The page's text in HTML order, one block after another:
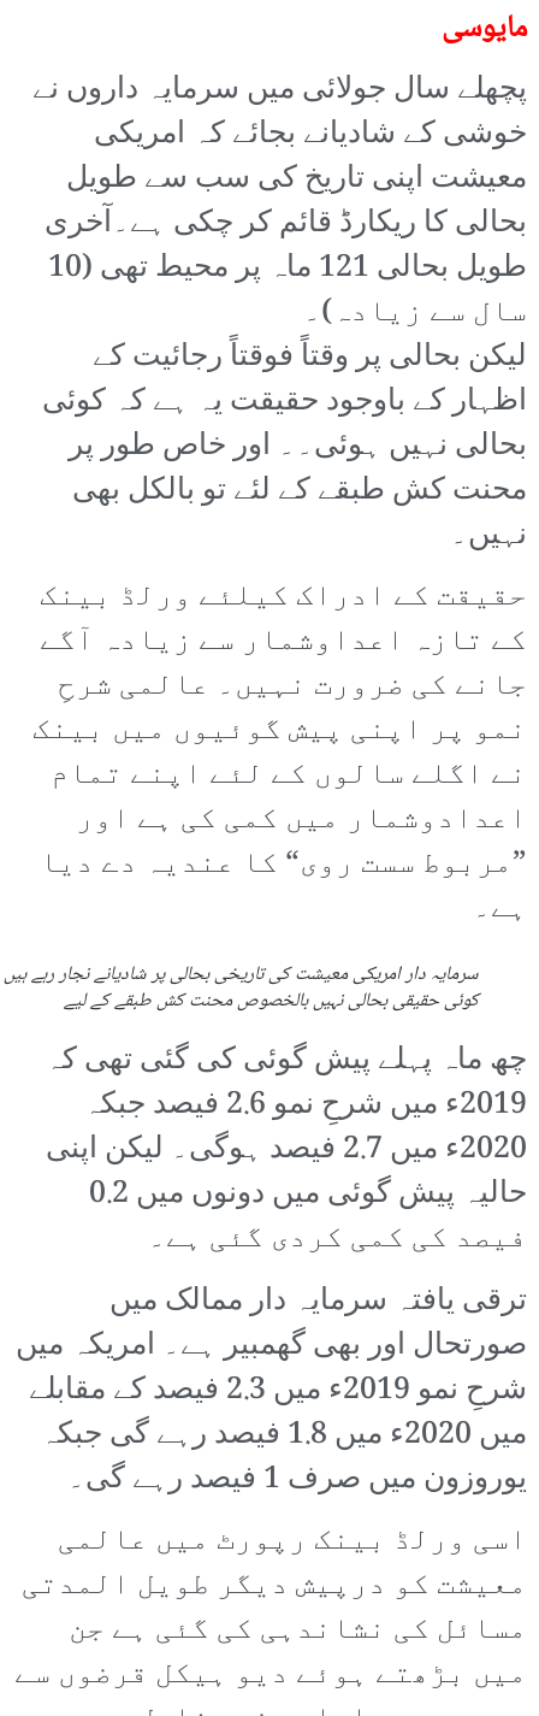
مایوسی
پچھلے سال جولائی میں سرمایہ داروں نے
خوشی کے شادیانے بجائے کہ امریکی
معیشت اپنی تاریخ کی سب سے طویل
بحالی کا ریکارڈ قائم کر چکی ہے۔آخری
طویل بحالی 121 ماہ پر محیط تھی (10
سال سے زیادہ)۔
لیکن بحالی پر وقتاً فوقتاً رجائیت کے
اظہار کے باوجود حقیقت یہ ہے کہ کوئی
بحالی نہیں ہوئی۔۔ اور خاص طور پر
محنت کش طبقے کے لئے تو بالکل بھی
نہیں۔
حقیقت کے ادراک کیلئے ورلڈ بینک
کے تازہ اعداوشمار سے زیادہ آگے
جانے کی ضرورت نہیں۔ عالمی شرحِ
نمو پر اپنی پیش گوئیوں میں بینک
نے اگلے سالوں کے لئے اپنے تمام
اعدادوشمار میں کمی کی ہے اور
”مربوط سست روی“ کا عندیہ دے دیا
ہے۔
سرمایہ دار امریکی معیشت کی تاریخی بحالی پر شادیانے نجار رہے
کوئی حقیقی بحالی نہیں بالخصوص محنت کش طبقے کے لیے
چھ ماہ پہلے پیش گوئی کی گئی تھی کہ
2019ء میں شرحِ نمو 2.6 فیصد جبکہ
2020ء میں 2.7 فیصد ہوگی۔ لیکن اپنی
حالیہ پیش گوئی میں دونوں میں 0.2
فیصد کی کمی کردی گئی ہے۔
ترقی یافتہ سرمایہ دار ممالک میں
صورتحال اور بھی گھمبیر ہے۔ امریکہ میں
شرحِ نمو 2019ء میں 2.3 فیصد کے مقابلے
میں 2020ء میں 1.8 فیصد رہے گی جبکہ
یوروزون میں صرف 1 فیصد رہے گی۔
اسی ورلڈ بینک رپورٹ میں عالمی
معیشت کو درپیش دیگر طویل المدتی
مسائل کی نشاندہی کی گئی ہے جن
میں بڑھتے ہوئے دیو ہیکل قرضوں سے